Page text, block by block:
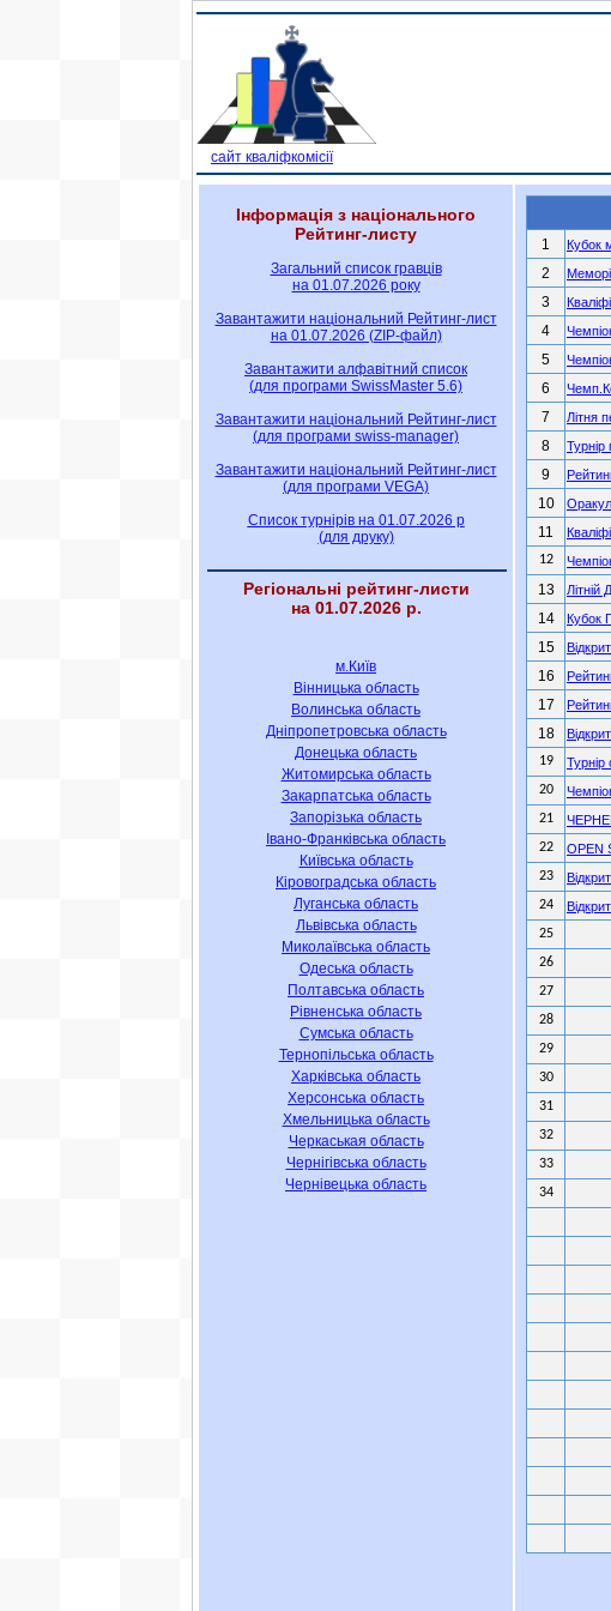
сайт кваліфкомісії
Інформація з національного
Рейтинг-листу
Загальний список гравців
на 01.07.2026 року
Завантажити національний Рейтинг-лист
на 01.07.2026 (ZIP-файл)
Завантажити алфавітний список
(для програми SwissMaster 5.6)
Завантажити національний Рейтинг-лист
(для програми swiss-manager)
Завантажити національний Рейтинг-лист
(для програми VEGA)
Список турнірів на 01.07.2026 р
(для друку)
Регіональні рейтинг-листи
на 01.07.2026 р.
м.Київ
Вінницька область
Волинська область
Дніпропетровська область
Донецька область
Житомирська область
Закарпатська область
Запорізька область
Івано-Франківська область
Київська область
Кіровоградська область
Луганська область
Львівська область
Миколаївська область
Одеська область
Полтавська область
Рівненська область
Сумська область
Тернопільська область
Харківська область
Херсонська область
Хмельницька область
Черкаськая область
Чернігівська область
Чернівецька область